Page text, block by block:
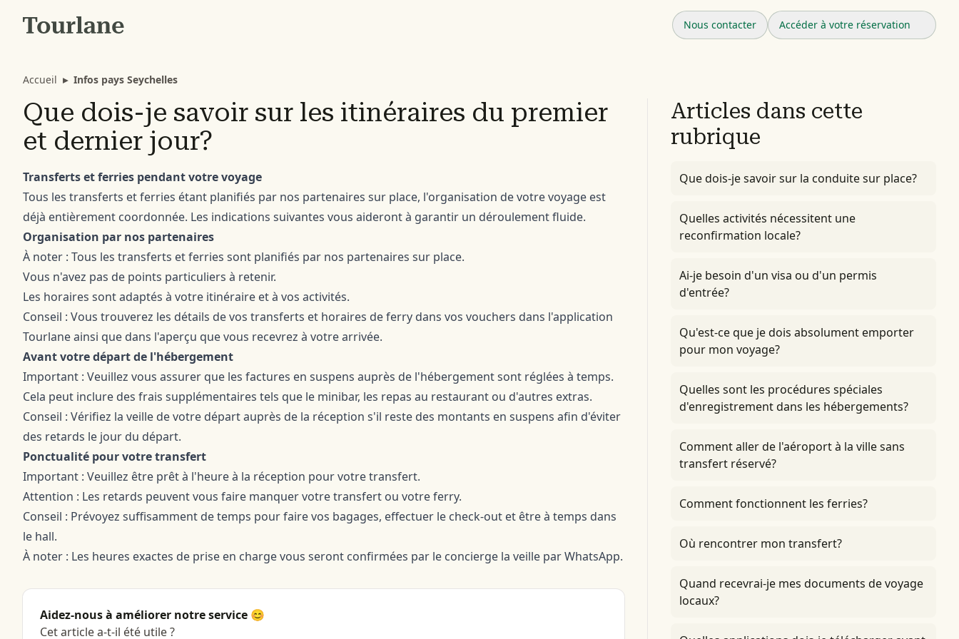
Nous contacter Accéder à votre réservation
Accueil ▸ Infos pays Seychelles
Que dois-je savoir sur les itinéraires du premier
et dernier jour?
Transferts et ferries pendant votre voyage
Tous les transferts et ferries étant planifiés par nos partenaires sur place, l'organisation de votre voyage est
déjà entièrement coordonnée. Les indications suivantes vous aideront à garantir un déroulement fluide.
Organisation par nos partenaires
À noter : Tous les transferts et ferries sont planifiés par nos partenaires sur place.
Vous n'avez pas de points particuliers à retenir.
Les horaires sont adaptés à votre itinéraire et à vos activités.
Conseil : Vous trouverez les détails de vos transferts et horaires de ferry dans vos vouchers dans l'application
Tourlane ainsi que dans l'aperçu que vous recevrez à votre arrivée.
Avant votre départ de l'hébergement
Important : Veuillez vous assurer que les factures en suspens auprès de l'hébergement sont réglées à temps.
Cela peut inclure des frais supplémentaires tels que le minibar, les repas au restaurant ou d'autres extras.
Conseil : Vérifiez la veille de votre départ auprès de la réception s'il reste des montants en suspens afin d'éviter
des retards le jour du départ.
Ponctualité pour votre transfert
Important : Veuillez être prêt à l'heure à la réception pour votre transfert.
Attention : Les retards peuvent vous faire manquer votre transfert ou votre ferry.
Conseil : Prévoyez suffisamment de temps pour faire vos bagages, effectuer le check-out et être à temps dans
le hall.
À noter : Les heures exactes de prise en charge vous seront confirmées par le concierge la veille par WhatsApp.
Aidez-nous à améliorer notre service 😊
Cet article a-t-il été utile ?
Articles dans cette
rubrique
Que dois-je savoir sur la conduite sur place?
Quelles activités nécessitent une
reconfirmation locale?
Ai-je besoin d'un visa ou d'un permis
d'entrée?
Qu'est-ce que je dois absolument emporter
pour mon voyage?
Quelles sont les procédures spéciales
d'enregistrement dans les hébergements?
Comment aller de l'aéroport à la ville sans
transfert réservé?
Comment fonctionnent les ferries?
Où rencontrer mon transfert?
Quand recevrai-je mes documents de voyage
locaux?